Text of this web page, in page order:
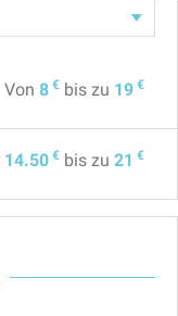
Von 8 € bis zu 19 €
14.50 € bis zu 21 €